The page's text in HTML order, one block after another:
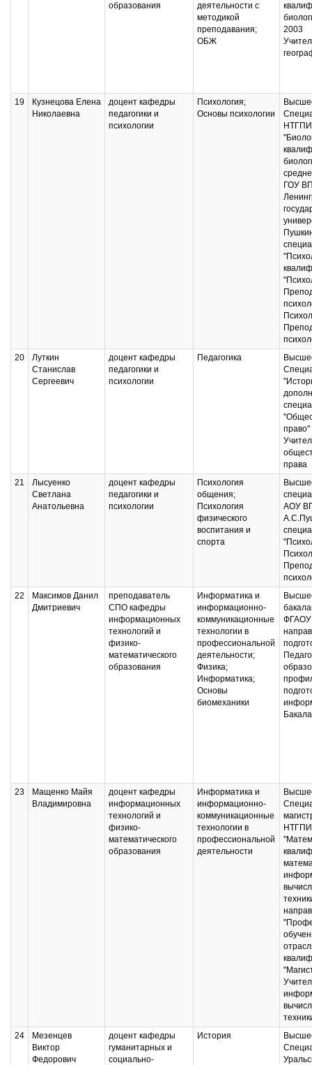
образования
деятельности с
методикой
преподавания;
ОБЖ
2003
19
Кузнецова Елена
Николаевна
доцент кафедры
педагогики и
психологии
Психология;
Основы психологии
ГОУ
20
Луткин
Станислав
Сергеевич
доцент кафедры
педагогики и
психологии
Педагогика
право"
права
21
Лысуенко
Светлана
Анатольевна
доцент кафедры
педагогики и
психологии
Психология
общения;
Психология
физического
воспитания и
спорта
АОУ
22
Максимов Данил
Дмитриевич
преподаватель
СПО кафедры
информационных
технологий и
физико-
математического
образования
Информатика и
информационно-
коммуникационные
технологии в
профессиональной
деятельности;
Физика;
Информатика;
Основы
биомеханики
23
Мащенко Майя
Владимировна
доцент кафедры
информационных
технологий и
физико-
математического
образования
Информатика и
информационно-
коммуникационные
технологии в
профессиональной
деятельности
24
Мезенцев
Виктор
Федорович
доцент кафедры
гуманитарных и
социально-
История